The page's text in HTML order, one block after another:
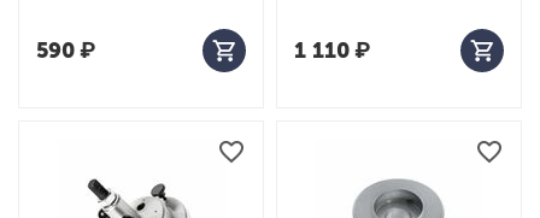
590₽ 1 110₽